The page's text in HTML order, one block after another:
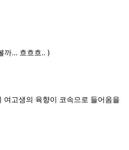
까... 흐흐흐.. )
여고생의 육향이 코속으로 들어옴을